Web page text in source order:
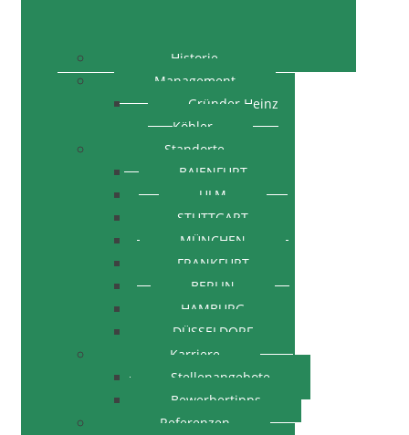
Historie
Management
Gründer Heinz
Köhler
Standorte
BAIENFURT
ULM
STUTTGART
MÜNCHEN
FRANKFURT
BERLIN
HAMBURG
DÜSSELDORF
Karriere
Stellenangebote
Bewerbertipps
Referenzen